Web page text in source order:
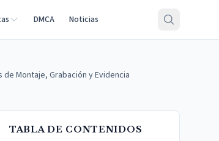
DMCA Noticias
Montaje, Grabación y Evidencia
TABLA DE CONTENIDOS